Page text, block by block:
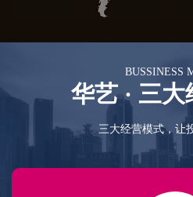
BUSSINESS
华艺 · 三
三大经营模式，让